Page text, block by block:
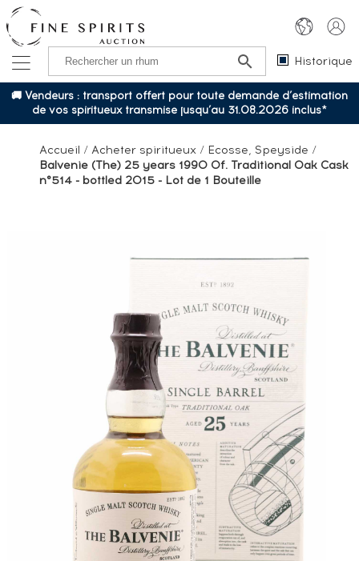
Historique
🚚 Vendeurs : transport offert pour toute demande d’estimation
de vos spiritueux transmise jusqu’au 31.08.2026 inclus*
Accueil / Acheter spiritueux / Ecosse, Speyside /
Balvenie (The) 25 years 1990 Of. Traditional Oak Cask
n°514 - bottled 2015 - Lot de 1 Bouteille